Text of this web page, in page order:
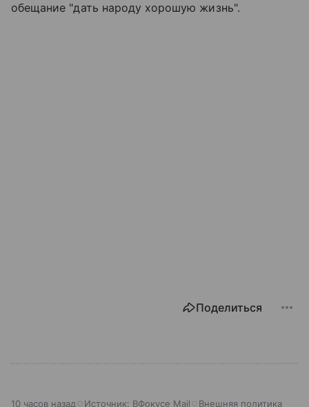
обещание "дать народу хорошую жизнь".
Поделиться
10 часов назад Источник: ВФокусе Mail Внешняя политика